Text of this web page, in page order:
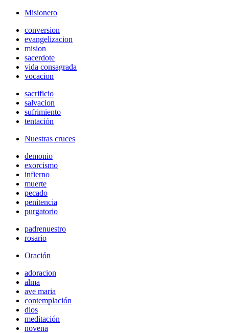
Misionero
conversion
evangelizacion
mision
sacerdote
vida consagrada
vocacion
sacrificio
salvacion
sufrimiento
tentación
Nuestras cruces
demonio
exorcismo
infierno
muerte
pecado
penitencia
purgatorio
padrenuestro
rosario
Oración
adoracion
alma
ave maria
contemplación
dios
meditación
novena